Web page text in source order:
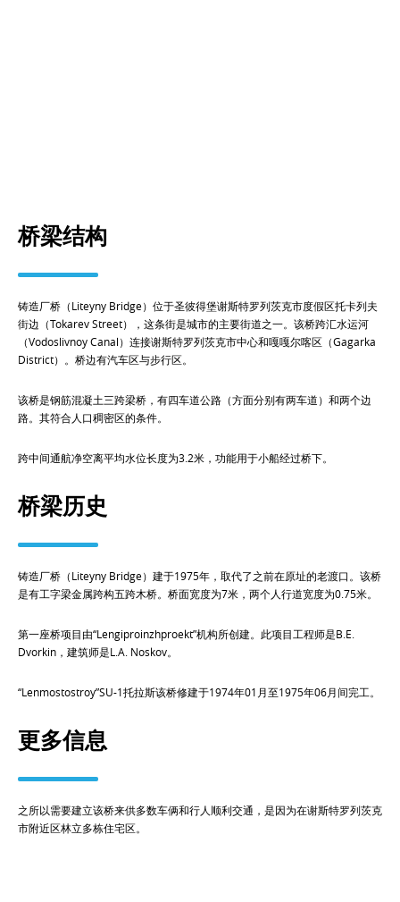
桥梁结构
铸造厂桥（Liteyny Bridge）位于圣彼得堡谢斯特罗列茨克市度假区托卡列夫
街边（Tokarev Street），这条街是城市的主要街道之一。该桥跨汇水运河
（Vodoslivnoy Canal）连接谢斯特罗列茨克市中心和嘎嘎尔喀区（Gagarka
District）。桥边有汽车区与步行区。
该桥是钢筋混凝土三跨梁桥，有四车道公路（方面分别有两车道）和两个边
路。其符合人口稠密区的条件。
跨中间通航净空离平均水位长度为3.2米，功能用于小船经过桥下。
桥梁历史
铸造厂桥（Liteyny Bridge）建于1975年，取代了之前在原址的老渡口。该桥
是有工字梁金属跨构五跨木桥。桥面宽度为7米，两个人行道宽度为0.75米。
第一座桥项目由“Lengiproinzhproekt”机构所创建。此项目工程师是B.E.
Dvorkin，建筑师是L.A. Noskov。
“Lenmostostroy”SU-1托拉斯该桥修建于1974年01月至1975年06月间完工。
更多信息
之所以需要建立该桥来供多数车俩和行人顺利交通，是因为在谢斯特罗列茨克
市附近区林立多栋住宅区。